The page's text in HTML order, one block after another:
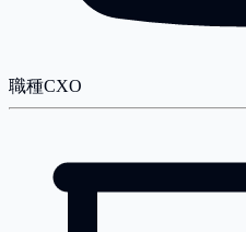
職種CXO